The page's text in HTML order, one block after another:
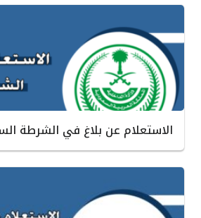
الاستعلام عن بلاغ في الشرطة